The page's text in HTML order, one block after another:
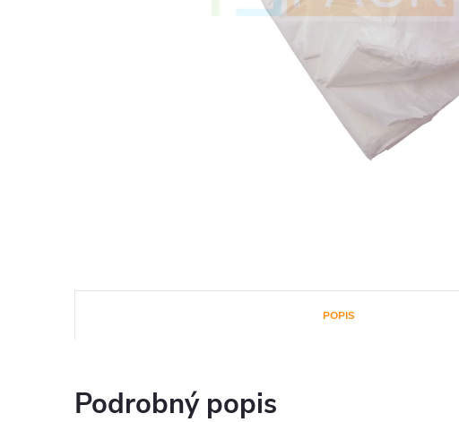
POPIS
Podrobný popis